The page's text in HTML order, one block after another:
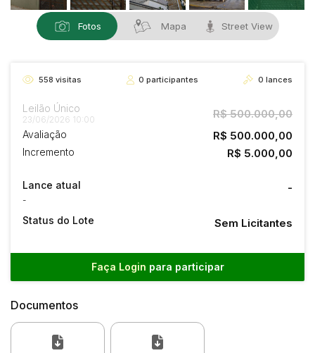
Fotos Mapa Street View
558 visitas 0participantes 0 lances
Leilão Único
23/06/2026 10:00 R$ 500.000,00
Avaliação R$ 500.000,00
Incremento R$ 5.000,00
Lance atual
-
-
Status do Lote Sem Licitantes
Faça Login para participar
Documentos